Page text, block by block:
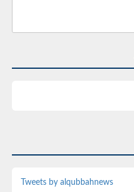
Tweets by alqubbahnews